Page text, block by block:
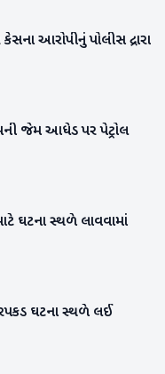
આરોપીનું પોલીસ દ્રારા
જેમ આધેડ પર પેટ્રોલ
ઘટના સ્થળે લાવવામાં
ઘટના સ્થળે લઈ